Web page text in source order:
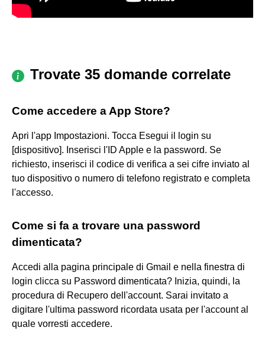
Trovate 35 domande correlate
Come accedere a App Store?
Apri l'app Impostazioni. Tocca Esegui il login su
[dispositivo]. Inserisci l'ID Apple e la password. Se
richiesto, inserisci il codice di verifica a sei cifre inviato al
tuo dispositivo o numero di telefono registrato e completa
l'accesso.
Come si fa a trovare una password
dimenticata?
Accedi alla pagina principale di Gmail e nella finestra di
login clicca su Password dimenticata? Inizia, quindi, la
procedura di Recupero dell'account. Sarai invitato a
digitare l'ultima password ricordata usata per l'account al
quale vorresti accedere.